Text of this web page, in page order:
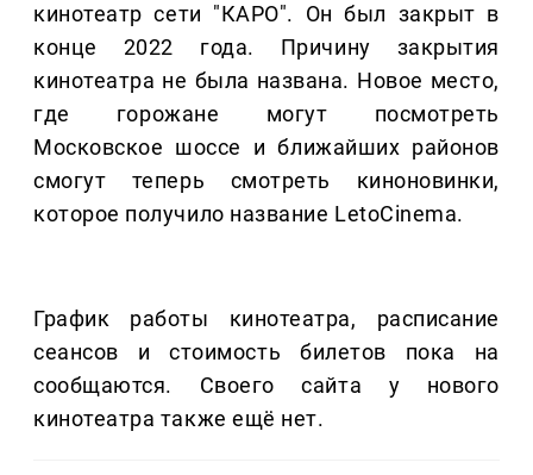
кинотеатр сети "КАРО". Он был закрыт в
конце 2022 года. Причину закрытия
кинотеатра не была названа. Новое место,
где горожане могут посмотреть
Московское шоссе и ближайших районов
смогут теперь смотреть киноновинки,
которое получило название LetoCinema.
График работы кинотеатра, расписание
сеансов и стоимость билетов пока на
сообщаются. Своего сайта у нового
кинотеатра также ещё нет.